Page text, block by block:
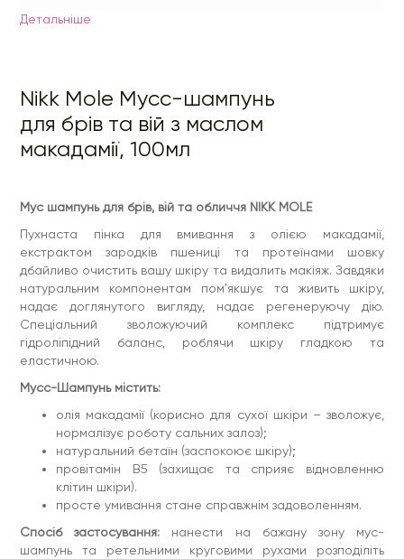
Мусс-Шампунь містить:
клітин шкіри).
просте умивання стане справжнім задоволенням.
Спосіб застосування:нанести на бажану зону мус-
шампунь та ретельними круговими рухами розподіліть
склад. Пропрацюйте цю зону за допомогою щітки NIKK
ватним диском. При використанні на обличчі нанести
необхідну кількість мусу вранці та/або ввечері на вологу
шкіру масажними рухами. Ретельно змити водою.
Крім Мусс-Шампуня з маслом Макадамії ви також можете
використовувати: HIDROPHILIC OIL, пінку, гель для вмивання
та FRESH TONING LOTION.
Запобіжні заходи:уникати попадання в очі. Можлива
індивідуальна нестерпність компонентів! Зберігати у
недоступному для дітей та тварин місці при температурі
від +5°С до 22°С. Термін придатності – 18 місяців.
Coco-Glucoside, Disodium Lauryl sulfosuccinate, Glycerin,
Camellia Sinensis (Green Tea) Leaf Water, Betaine,
Macadamia Seed Glycereth-8 Esters, Caffeine, Panthenol,
acid, Ротасіум Sorbate, Sodium Benzoate, Fragrance
Об'єм:100 мл
Детальнiше
Nikk Mole Мусс-шампунь
для брів та вій з маслом
макадамії, 100мл
Мус шампунь для брів, вій та обличчя NIKK MOLE
Пухнаста пінка для вмивання з олією макадамії,
екстрактом зародків пшениці та протеїнами шовку
дбайливо очистить вашу шкіру та видалить макіяж. Завдяки
натуральним компонентам пом'якшує та живить шкіру,
надає доглянутого вигляду, надає регенеруючу дію.
Спеціальний зволожуючий комплекс підтримує
гідроліпідний баланс, роблячи шкіру гладкою та
еластичною.
Мусс-Шампунь містить:
олія макадамії (корисно для сухої шкіри – зволожує,
нормалізує роботу сальних залоз);
натуральний бетаїн (заспокоює шкіру);
провітамін B5 (захищає та сприяє відновленню
клітин шкіри).
просте умивання стане справжнім задоволенням.
Спосіб застосування: нанести на бажану зону мус-
шампунь та ретельними круговими рухами розподіліть